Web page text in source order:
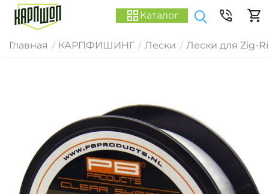
Каталог
Главная / КАРПФИШИНГ / Лески / Лески для Zig-